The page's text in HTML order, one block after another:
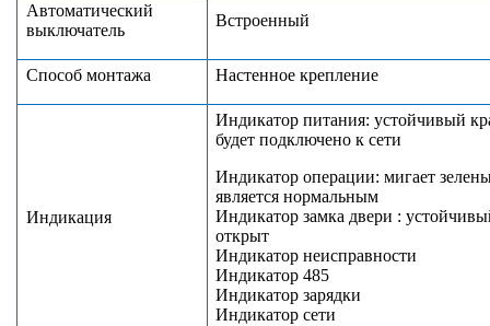
Автоматический
выключатель
Встроенный
Способ монтажа Настенное крепление
Индикация
Индикатор питания: устойчивый
будет подключено к сети
Индикатор операции: мигает
является нормальным
Индикатор замка двери :
открыт
Индикатор неисправности
Индикатор 485
Индикатор зарядки
Индикатор сети